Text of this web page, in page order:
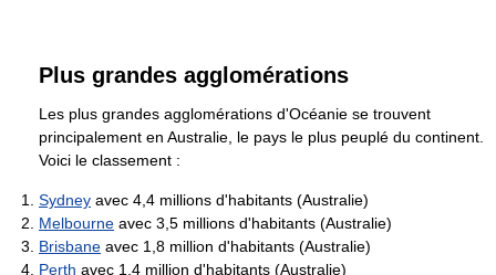
Plus grandes agglomérations
Les plus grandes agglomérations d'Océanie se trouvent
principalement en Australie, le pays le plus peuplé du continent.
Voici le classement :
Sydney avec 4,4 millions d'habitants (Australie)
Melbourne avec 3,5 millions d'habitants (Australie)
Brisbane avec 1,8 million d'habitants (Australie)
Perth avec 1,4 million d'habitants (Australie)